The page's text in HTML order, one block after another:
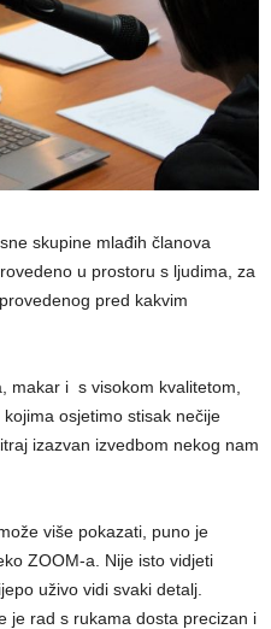
skupine mlađih članova
u prostoru s ljudima, za
pred kakvim
makar i s visokom kvalitetom,
kojima osjetimo stisak nečije
izazvan izvedbom nekog nam
više pokazati, puno je
ZOOM-a. Nije isto vidjeti
uživo vidi svaki detalj.
je rad s rukama dosta precizan i